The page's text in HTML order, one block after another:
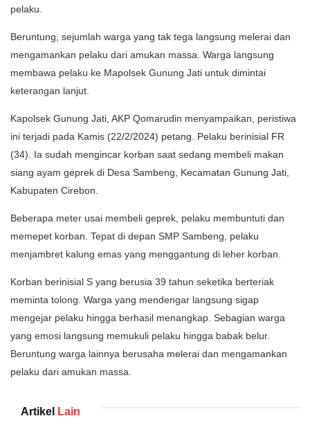
pelaku.
Beruntung, sejumlah warga yang tak tega langsung melerai dan
mengamankan pelaku dari amukan massa. Warga langsung
membawa pelaku ke Mapolsek Gunung Jati untuk dimintai
keterangan lanjut.
Kapolsek Gunung Jati, AKP Qomarudin menyampaikan, peristiwa
ini terjadi pada Kamis (22/2/2024) petang. Pelaku berinisial FR
(34). Ia sudah mengincar korban saat sedang membeli makan
siang ayam geprek di Desa Sambeng, Kecamatan Gunung Jati,
Kabupaten Cirebon.
Beberapa meter usai membeli geprek, pelaku membuntuti dan
memepet korban. Tepat di depan SMP Sambeng, pelaku
menjambret kalung emas yang menggantung di leher korban.
Korban berinisial S yang berusia 39 tahun seketika berteriak
meminta tolong. Warga yang mendengar langsung sigap
mengejar pelaku hingga berhasil menangkap. Sebagian warga
yang emosi langsung memukuli pelaku hingga babak belur.
Beruntung warga lainnya berusaha melerai dan mengamankan
pelaku dari amukan massa.
Artikel Lain